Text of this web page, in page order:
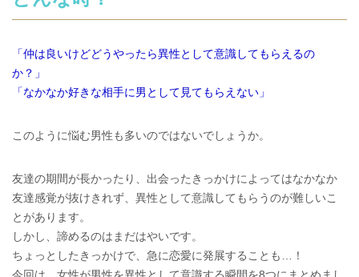
「仲は良いけどどうやったら異性として意識してもらえるの
か？」
「なかなか好きな相手に男として見てもらえない」
このように悩む男性も多いのではないでしょうか。
友達の期間が長かったり、出会ったきっかけによってはなかなか
友達感覚が抜けきれず、異性として意識してもらうのが難しいこ
とがあります。
しかし、諦めるのはまだはやいです。
ちょっとしたきっかけで、急に恋愛に発展することも…！